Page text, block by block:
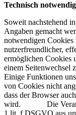
Technisch
Soweit nachstehend
Angaben gemacht
notwendigen
nutzerfreundlicher,
ermöglichen Cookies
einem Seitenwechsel
Einige Funktionen
von Cookies nicht
dass der Browser
wird. Die